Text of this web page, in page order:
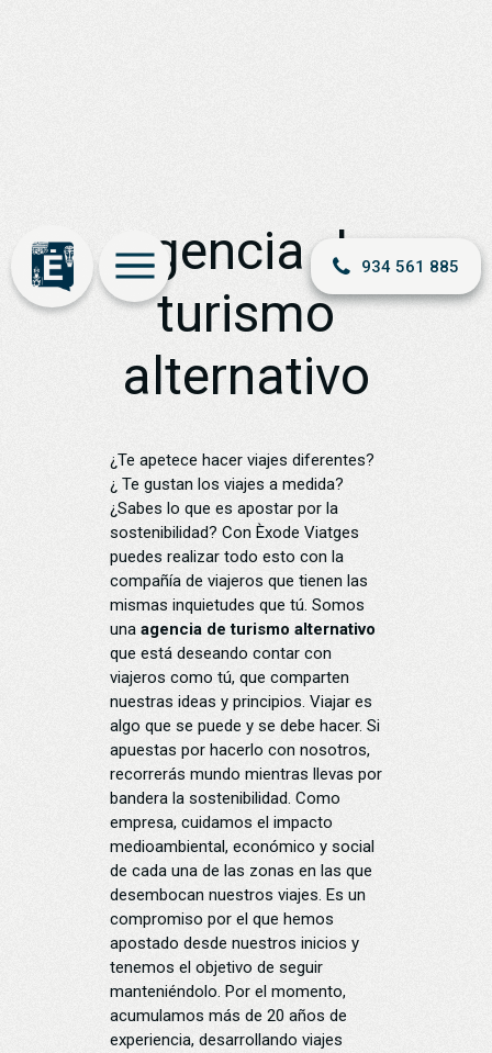
934 561 885
Agencia de
turismo
alternativo
¿Te apetece hacer viajes diferentes?
¿ Te gustan los viajes a medida?
¿Sabes lo que es apostar por la
sostenibilidad? Con Èxode Viatges
puedes realizar todo esto con la
compañía de viajeros que tienen las
mismas inquietudes que tú. Somos
una agencia de turismo alternativo
que está deseando contar con
viajeros como tú, que comparten
nuestras ideas y principios. Viajar es
algo que se puede y se debe hacer. Si
apuestas por hacerlo con nosotros,
recorrerás mundo mientras llevas por
bandera la sostenibilidad. Como
empresa, cuidamos el impacto
medioambiental, económico y social
de cada una de las zonas en las que
desembocan nuestros viajes. Es un
compromiso por el que hemos
apostado desde nuestros inicios y
tenemos el objetivo de seguir
manteniéndolo. Por el momento,
acumulamos más de 20 años de
experiencia, desarrollando viajes